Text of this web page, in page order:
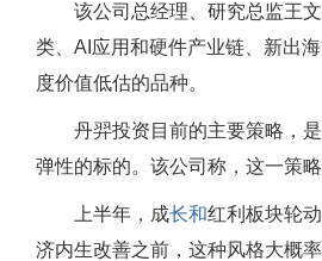
该公司总经理、研究总监王
类、AI应用和硬件产业链、新出
度价值低估的品种。
丹羿投资目前的主要策略，
弹性的标的。该公司称，这一策
上半年，成长和红利板块轮
济内生改善之前，这种风格大概率